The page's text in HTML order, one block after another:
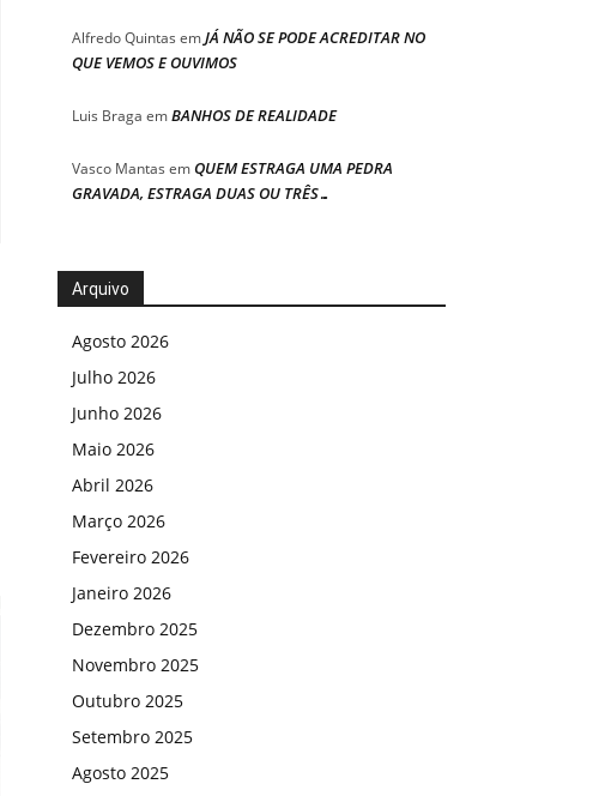
Alfredo Quintas emJÁ NÃO SE PODE ACREDITAR NO
QUE VEMOS E OUVIMOS
Luis Braga emBANHOS DE REALIDADE
Vasco Mantas emQUEM ESTRAGA UMA PEDRA
GRAVADA, ESTRAGA DUAS OU TRÊS…
Arquivo
Agosto 2026
Julho 2026
Junho 2026
Maio 2026
Abril 2026
Março 2026
Fevereiro 2026
Janeiro 2026
Dezembro 2025
Novembro 2025
Outubro 2025
Setembro 2025
Agosto 2025